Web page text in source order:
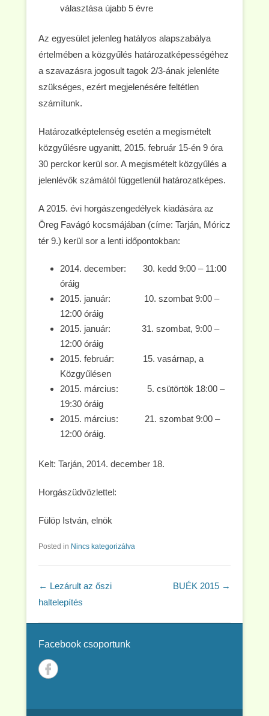
választása újabb 5 évre
Az egyesület jelenleg hatályos alapszabálya
értelmében a közgyűlés határozatképességéhez
a szavazásra jogosult tagok 2/3-ának jelenléte
szükséges, ezért megjelenésére feltétlen
számítunk.
Határozatképtelenség esetén a megismételt
közgyűlésre ugyanitt, 2015. február 15-én 9 óra
30 perckor kerül sor. A megismételt közgyűlés a
jelenlévők számától függetlenül határozatképes.
A 2015. évi horgászengedélyek kiadására az
Öreg Favágó kocsmájában (címe: Tarján, Móricz
tér 9.) kerül sor a lenti időpontokban:
2014. december: 30. kedd 9:00 – 11:00
óráig
2015. január: 10. szombat 9:00 –
12:00 óráig
2015. január: 31. szombat, 9:00 –
12:00 óráig
2015. február: 15. vasárnap, a
Közgyűlésen
2015. március: 5. csütörtök 18:00 –
19:30 óráig
2015. március: 21. szombat 9:00 –
12:00 óráig.
Kelt: Tarján, 2014. december 18.
Horgászüdvözlettel:
Fülöp István, elnök
Posted in Nincs kategorizálva
Post navigation
← Lezárult az őszi
haltelepítés
BUÉK 2015 →
Facebook csoportunk